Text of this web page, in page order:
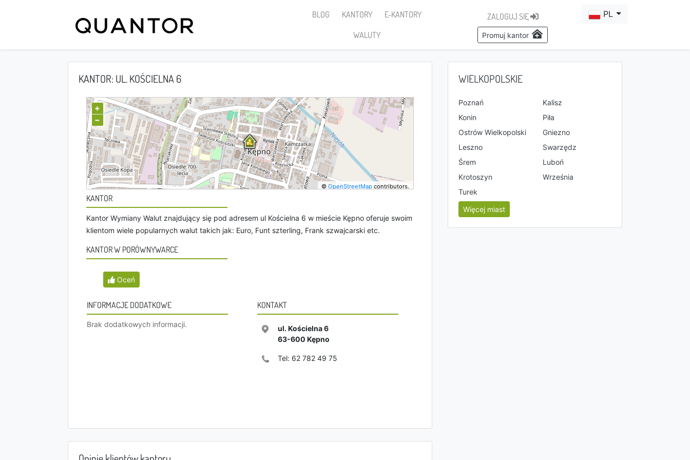
BLOG KANTORY
E-KANTORY
WALUTY
ZALOGUJ SIĘ
Promuj kantor
PL
KANTOR: UL. KOŚCIELNA 6
+
−
©OpenStreetMap contributors.
KANTOR
Kantor Wymiany Walut znajdujący się pod adresem ul Kościelna 6 w mieście Kępno oferuje swoim
klientom wiele popularnych walut takich jak: Euro, Funt szterling, Frank szwajcarski etc.
KANTOR W PORÓWNYWARCE
Oceń
INFORMACJE DODATKOWE
Brak dodatkowych informacji.
KONTAKT
ul. Kościelna 6
63-600 Kępno
Tel: 62 782 49 75
WIELKOPOLSKIE
Poznań
Kalisz
Konin
Piła
Ostrów Wielkopolski
Gniezno
Leszno
Swarzędz
Śrem
Luboń
Krotoszyn
Września
Turek
Więcej miast